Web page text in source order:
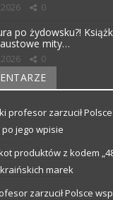
0
po żydowsku?!
mity…
0
profesor zarzucił
jego wpisie
produktów z kodem
marek
zarzucił Polsce